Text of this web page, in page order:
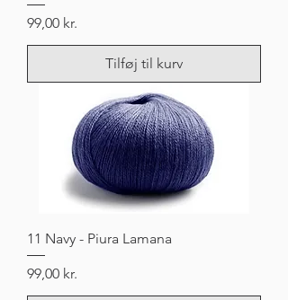
Pris
99,00 kr.
Tilføj til kurv
11 Navy - Piura Lamana
Pris
99,00 kr.